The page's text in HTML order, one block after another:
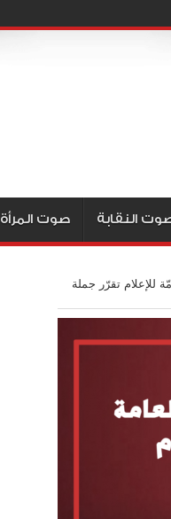
النقابة صوت المرأة
للإعلام تقرّر جملة